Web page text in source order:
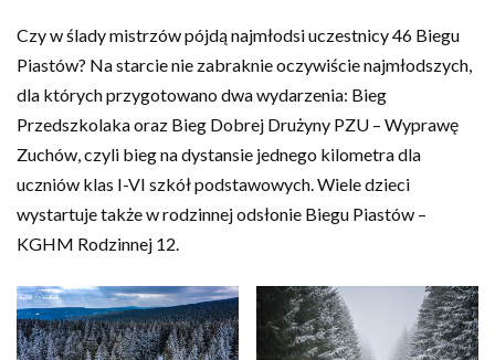
Czy w ślady mistrzów pójdą najmłodsi uczestnicy 46 Biegu
Piastów? Na starcie nie zabraknie oczywiście najmłodszych,
dla których przygotowano dwa wydarzenia: Bieg
Przedszkolaka oraz Bieg Dobrej Drużyny PZU – Wyprawę
Zuchów, czyli bieg na dystansie jednego kilometra dla
uczniów klas I-VI szkół podstawowych. Wiele dzieci
wystartuje także w rodzinnej odsłonie Biegu Piastów –
KGHM Rodzinnej 12.